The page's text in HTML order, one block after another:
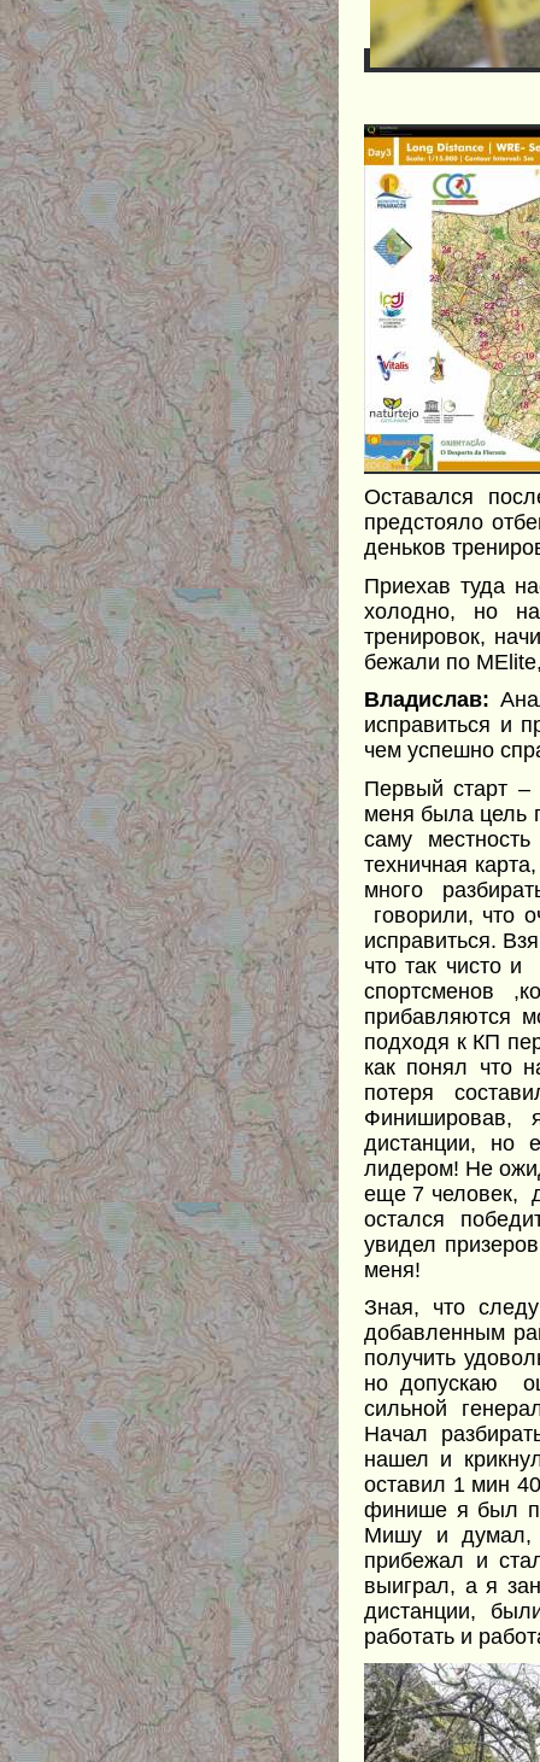
Оставался
предстояло
деньков
Приехав туда
холодно, но
тренировок,
бежали по
Владислав:
исправиться и
чем успешно
Первый старт –
меня была цель
саму
техничная
много
говорили, что
исправиться.
что так чисто
спортсменов
прибавляются
подходя к КП
как понял что
потеря
Финишировав,
дистанции, но
лидером! Не
еще 7 человек,
остался
увидел
меня!
Зная, что
добавленным
получить
но допускаю
сильной
Начал
нашел и
оставил 1 мин
финише я был
Мишу и думал,
прибежал и
выиграл, а я
дистанции,
работать и